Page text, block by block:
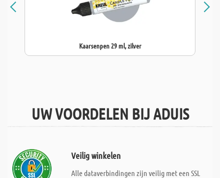
Kaarsenpen 29 ml, zilver
UW VOORDELEN BIJ ADUIS
Veilig winkelen
Alle dataverbindingen zijn veilig met een SSL